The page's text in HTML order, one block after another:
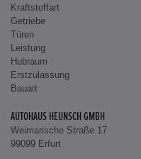
Kraftstoffart
Getriebe
Türen
Leistung
Hubraum
Erstzulassung
Bauart
AUTOHAUS HEUNSCH GMBH
Weimarische Straße 17
99099 Erfurt